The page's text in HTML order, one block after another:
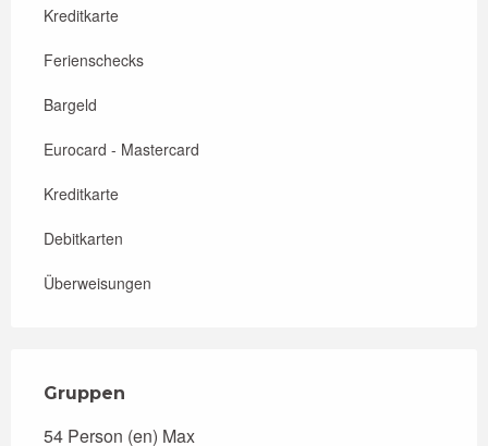
Kreditkarte
Ferienschecks
Bargeld
Eurocard - Mastercard
Kreditkarte
Debitkarten
Überweisungen
Gruppen
Gruppen
54 Person (en) Max